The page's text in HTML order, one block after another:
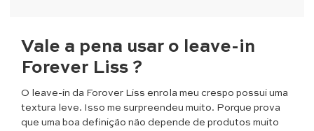
Vale a pena usar o leave-in
Forever Liss ?
O leave-in da Forover Liss enrola meu crespo possui uma
textura leve. Isso me surpreendeu muito. Porque prova
que uma boa definição não depende de produtos muito